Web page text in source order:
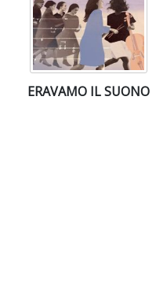
ERAVAMO IL SUONO